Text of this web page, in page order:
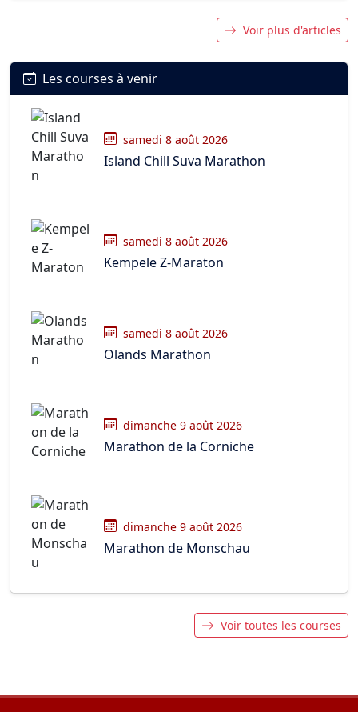
Voir plus d'articles
Les courses à venir
samedi 8 août 2026
Island Chill Suva Marathon
samedi 8 août 2026
Kempele Z-Maraton
samedi 8 août 2026
Olands Marathon
dimanche 9 août 2026
Marathon de la Corniche
dimanche 9 août 2026
Marathon de Monschau
Voir toutes les courses